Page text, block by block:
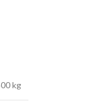
kg